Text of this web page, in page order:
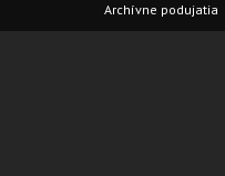
Archívne podujatia